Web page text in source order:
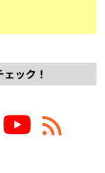
ック！